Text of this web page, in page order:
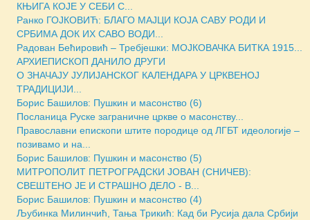
КЊИГА КОЈЕ У СЕБИ С...
Ранко ГОЈКОВИЋ: БЛАГО МАЈЦИ КОЈА САВУ РОДИ И
СРБИМА ДОК ИХ САВО ВОДИ...
Радован Бећировић – Требјешки: МОЈКОВАЧКА БИТКА 1915...
АРХИЕПИСКОП ДАНИЛО ДРУГИ
О ЗНАЧАЈУ ЈУЛИЈАНСКОГ КАЛЕНДАРА У ЦРКВЕНОЈ
ТРАДИЦИЈИ...
Борис Башилов: Пушкин и масонство (6)
Посланица Руске заграничне цркве о масонству...
Православни епископи штите породице од ЛГБТ идеологије –
позивамо и на...
Борис Башилов: Пушкин и масонство (5)
МИТРОПОЛИТ ПЕТРОГРАДСКИ ЈОВАН (СНИЧЕВ):
СВЕШТЕНО ЈЕ И СТРАШНО ДЕЛО - В...
Борис Башилов: Пушкин и масонство (4)
Љубинка Милинчић, Тања Трикић: Кад би Русија дала Србији